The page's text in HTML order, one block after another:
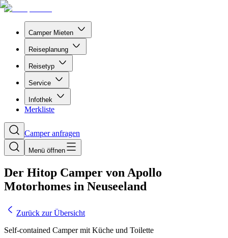
Camper Mieten
Reiseplanung
Reisetyp
Service
Infothek
Merkliste
Camper anfragen
Menü öffnen
Der Hitop Camper von Apollo
Motorhomes in Neuseeland
Zurück zur Übersicht
Self-contained Camper mit Küche und Toilette